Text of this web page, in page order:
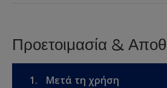
Προετοιμασία &
1. Μετά τη χρήση